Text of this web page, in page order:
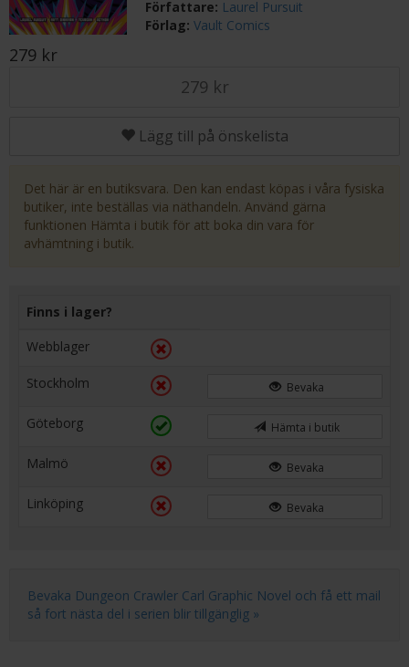
Författare: Laurel Pursuit
Förlag:Vault Comics
279 kr
279 kr
Lägg till på önskelista
Det här är en butiksvara. Den kan endast köpas i våra fysiska
butiker, inte beställas via näthandeln. Använd gärna
funktionen Hämta i butik för att boka din vara för
avhämtning i butik.
Finns i lager?
Webblager
Stockholm Bevaka
Göteborg Hämta i butik
Malmö Bevaka
Linköping Bevaka
Bevaka Dungeon Crawler Carl Graphic Novel och få ett mail
så fort nästa del i serien blir tillgänglig »